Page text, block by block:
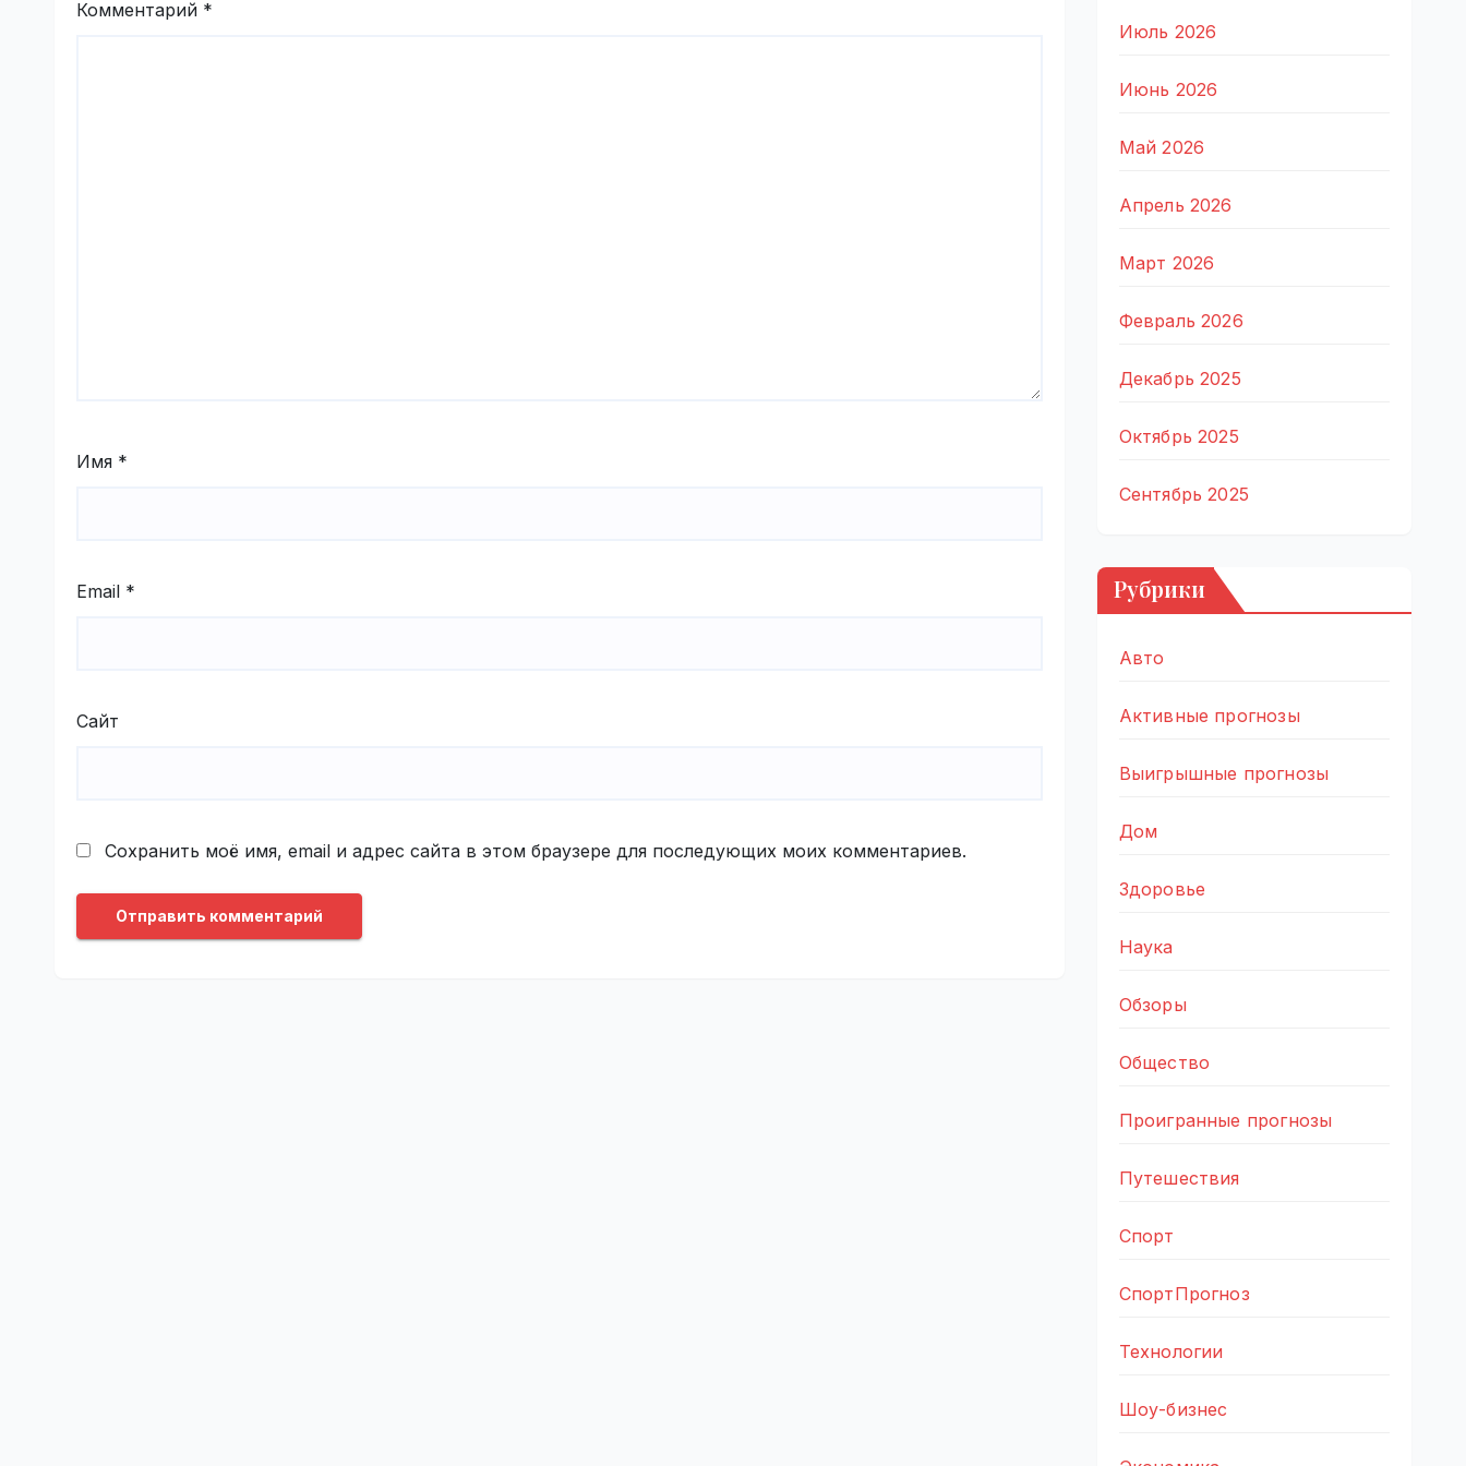
Комментарий *
Имя *
Email *
Сайт
Сохранить моё имя, email и адрес сайта в этом браузере для последующих моих комментариев.
Июль 2026
Июнь 2026
Май 2026
Апрель 2026
Март 2026
Февраль 2026
Декабрь 2025
Октябрь 2025
Сентябрь 2025
Рубрики
Авто
Активные прогнозы
Выигрышные прогнозы
Дом
Здоровье
Наука
Обзоры
Общество
Проигранные прогнозы
Путешествия
Спорт
СпортПрогноз
Технологии
Шоу-бизнес